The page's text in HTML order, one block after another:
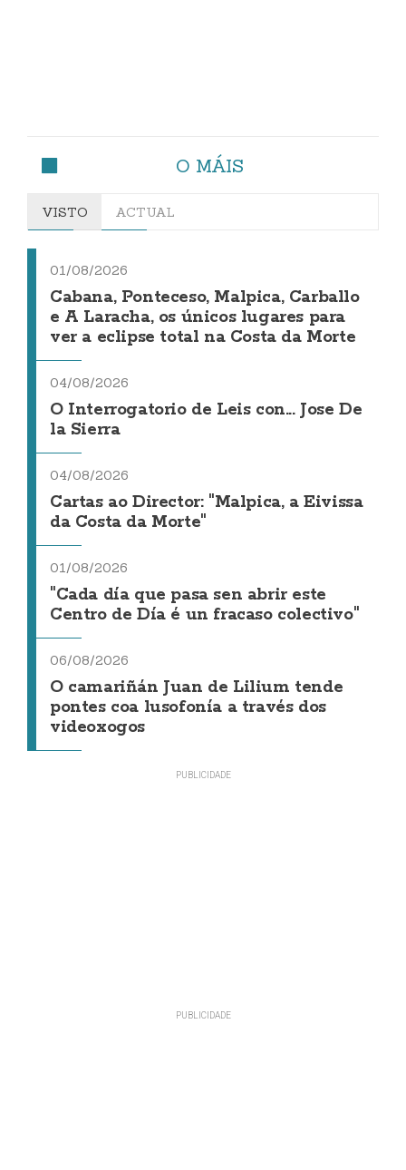
O MÁIS
VISTO ACTUAL
01/08/2026
Cabana, Ponteceso, Malpica, Carballo
e A Laracha, os únicos lugares para
ver a eclipse total na Costa da Morte
04/08/2026
O Interrogatorio de Leis con... Jose De
la Sierra
04/08/2026
Cartas ao Director: "Malpica, a Eivissa
da Costa da Morte"
01/08/2026
"Cada día que pasa sen abrir este
Centro de Día é un fracaso colectivo"
06/08/2026
O camariñán Juan de Lilium tende
pontes coa lusofonía a través dos
videoxogos